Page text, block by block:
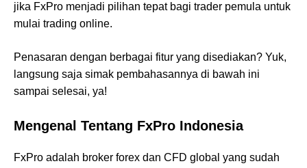
jika FxPro menjadi pilihan tepat bagi trader pemula untuk
mulai trading online.
Penasaran dengan berbagai fitur yang disediakan? Yuk,
langsung saja simak pembahasannya di bawah ini
sampai selesai, ya!
Mengenal Tentang FxPro Indonesia
FxPro adalah broker forex dan CFD global yang sudah